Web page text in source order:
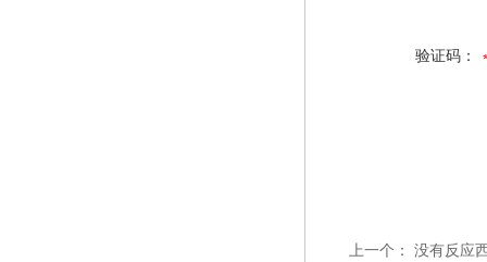
验证码：
上一个： 没有反应